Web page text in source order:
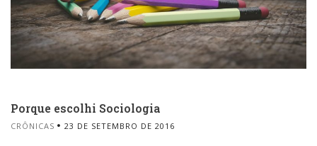
Porque escolhi Sociologia
CRÔNICAS 23 DE SETEMBRO DE 2016